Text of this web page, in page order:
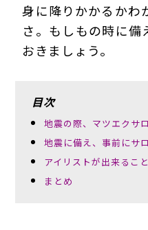
身に降りかかるかわ
さ。もしもの時に備
おきましょう。
目次
地震の際、マツエクサ
地震に備え、事前にサ
アイリストが出来るこ
まとめ